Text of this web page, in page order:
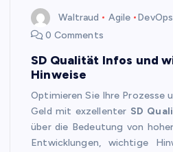
Waltraud Agile DevOps
0 Comments
SD Qualität Infos und
Hinweise
Optimieren Sie Ihre Prozesse
Geld mit exzellenter SD
über die Bedeutung von
Entwicklungen, wichtige